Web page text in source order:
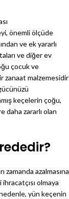
önemli ölçüde
ve ek yararlı
ve diğer ev
çocuk ve
zanaat malzemesidir
keçelerin çoğu,
daha zararlı olan
zamanda azalmasına
olmaya
yün keçenin